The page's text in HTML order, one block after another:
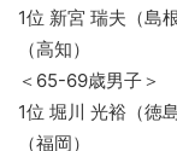
1位 新宮 瑞夫（島
（高知）
＜65-69歳男子＞
1位 堀川 光裕（徳
（福岡）